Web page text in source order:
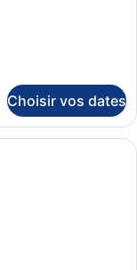
Choisir vos dates